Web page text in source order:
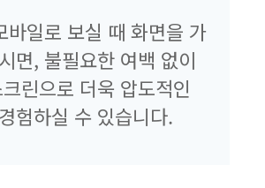
바일로 보실 때 화면을 가
면, 불필요한 여백 없이
린으로 더욱 압도적인
험하실 수 있습니다.